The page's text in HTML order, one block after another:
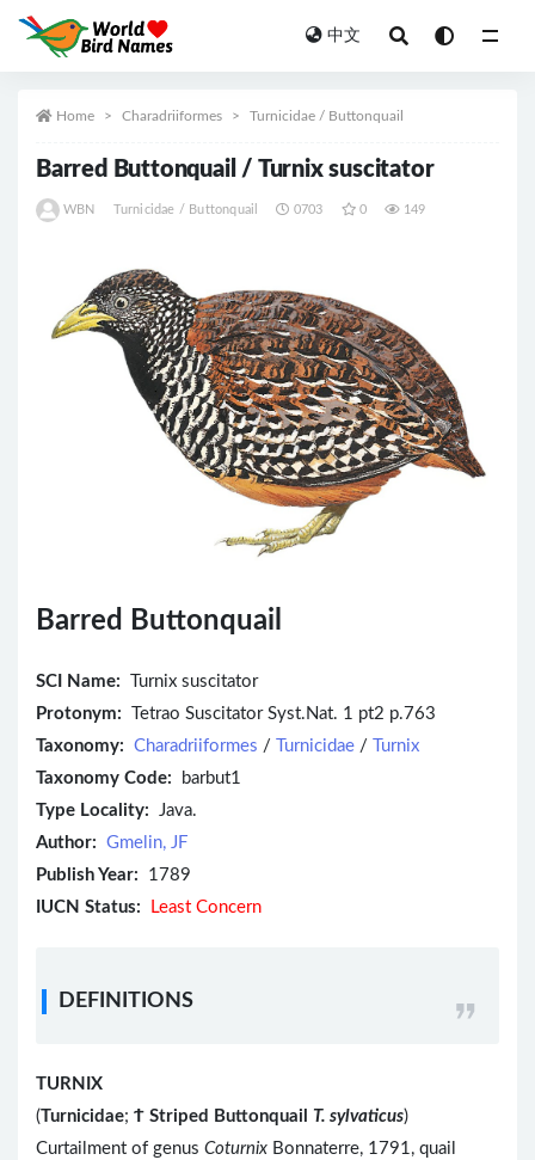
中文
Home Charadriiformes Turnicidae / Buttonquail
Barred Buttonquail / Turnix suscitator
WBN Turnicidae / Buttonquail 0703 0 149
Barred Buttonquail
SCI Name:
Turnix suscitator
Protonym: Tetrao Suscitator Syst.Nat. 1 pt2 p.763
Taxonomy: Charadriiformes / Turnicidae /
Turnix
Taxonomy Code: barbut1
Type Locality: Java.
Author: Gmelin, JF
Publish Year: 1789
IUCN Status:
Least Concern
DEFINITIONS
TURNIX
(Turnicidae; Ϯ Striped Buttonquail T. sylvaticus)
Curtailment of genus Coturnix Bonnaterre, 1791, quail